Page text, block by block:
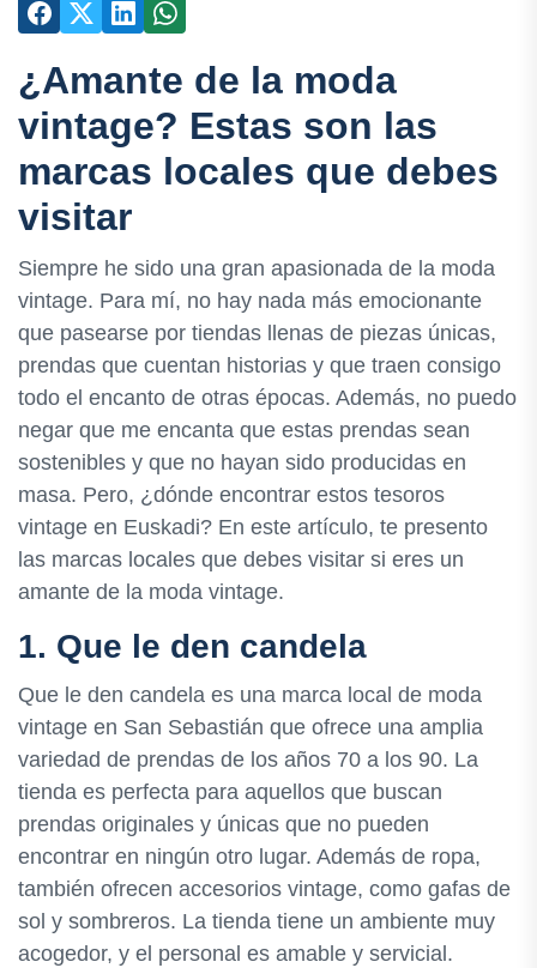
¿Amante de la moda
vintage? Estas son las
marcas locales que debes
visitar
Siempre he sido una gran apasionada de la moda
vintage. Para mí, no hay nada más emocionante
que pasearse por tiendas llenas de piezas únicas,
prendas que cuentan historias y que traen consigo
todo el encanto de otras épocas. Además, no puedo
negar que me encanta que estas prendas sean
sostenibles y que no hayan sido producidas en
masa. Pero, ¿dónde encontrar estos tesoros
vintage en Euskadi? En este artículo, te presento
las marcas locales que debes visitar si eres un
amante de la moda vintage.
1. Que le den candela
Que le den candela es una marca local de moda
vintage en San Sebastián que ofrece una amplia
variedad de prendas de los años 70 a los 90. La
tienda es perfecta para aquellos que buscan
prendas originales y únicas que no pueden
encontrar en ningún otro lugar. Además de ropa,
también ofrecen accesorios vintage, como gafas de
sol y sombreros. La tienda tiene un ambiente muy
acogedor, y el personal es amable y servicial.